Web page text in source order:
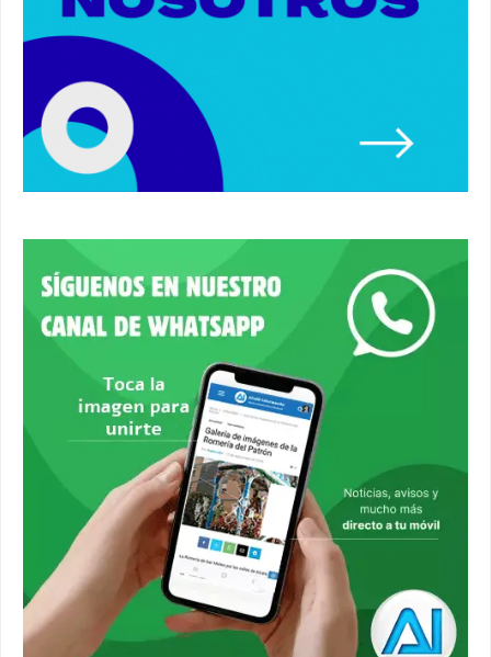
#caballos
Un autobús ha golpeado a otro en el recinto
ferial. #accidente #alcaladeguadaira #ferias
Primer premio de casetas 2026.
#alcaladeguadaira #ferias